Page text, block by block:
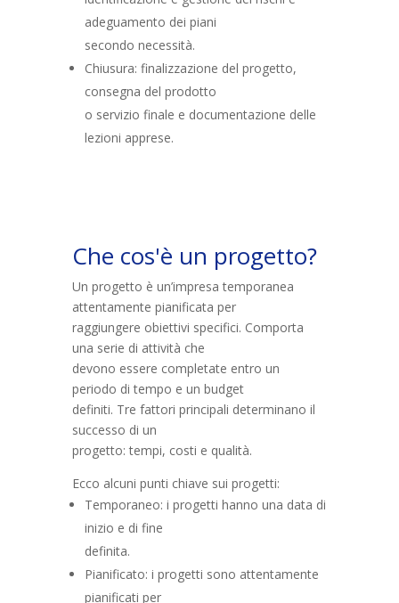
adeguamento dei piani
secondo necessità.
Chiusura: finalizzazione del progetto,
consegna del prodotto
o servizio finale e documentazione delle
lezioni apprese.
Che cos'è un progetto?
Un progetto è un’impresa temporanea
attentamente pianificata per
raggiungere obiettivi specifici. Comporta
una serie di attività che
devono essere completate entro un
periodo di tempo e un budget
definiti. Tre fattori principali determinano il
successo di un
progetto: tempi, costi e qualità.
Ecco alcuni punti chiave sui progetti:
Temporaneo: i progetti hanno una data di
inizio e di fine
definita.
Pianificato: i progetti sono attentamente
pianificati per